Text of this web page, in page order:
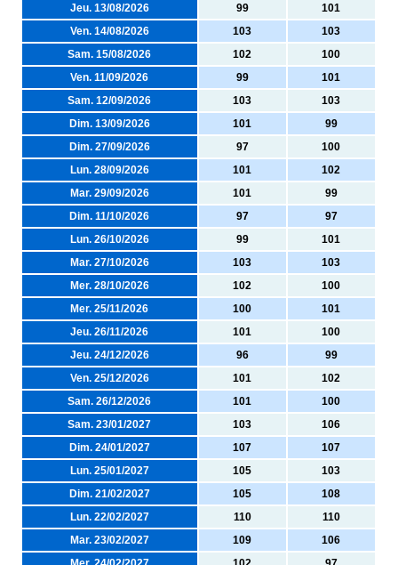
Jeu. 13/08/2026
99
101
Ven. 14/08/2026
103
103
Sam. 15/08/2026
102
100
Ven. 11/09/2026
99
101
Sam. 12/09/2026
103
103
Dim. 13/09/2026
101
99
Dim. 27/09/2026
97
100
Lun. 28/09/2026
101
102
Mar. 29/09/2026
101
99
Dim. 11/10/2026
97
97
Lun. 26/10/2026
99
101
Mar. 27/10/2026
103
103
Mer. 28/10/2026
102
100
Mer. 25/11/2026
100
101
Jeu. 26/11/2026
101
100
Jeu. 24/12/2026
96
99
Ven. 25/12/2026
101
102
Sam. 26/12/2026
101
100
Sam. 23/01/2027
103
106
Dim. 24/01/2027
107
107
Lun. 25/01/2027
105
103
Dim. 21/02/2027
105
108
Lun. 22/02/2027
110
110
Mar. 23/02/2027
109
106